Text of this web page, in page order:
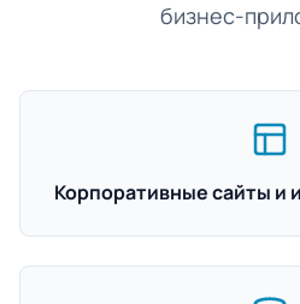
бизнес-
Корпоративные сайты и